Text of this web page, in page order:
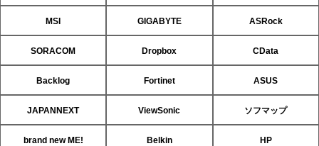
MSI GIGABYTE ASRock
SORACOM Dropbox CData
Backlog Fortinet ASUS
JAPANNEXT ViewSonic ソフマップ
brand new ME! Belkin HP